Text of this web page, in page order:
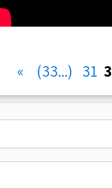
31
(...33)
»